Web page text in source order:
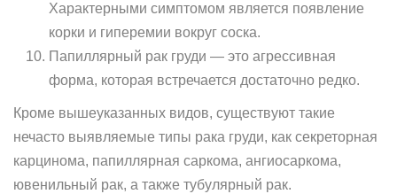
Характерными симптомом является появление
корки и гиперемии вокруг соска.
Папиллярный рак груди — это агрессивная
форма, которая встречается достаточно редко.
Кроме вышеуказанных видов, существуют такие
нечасто выявляемые типы рака груди, как секреторная
карцинома, папиллярная саркома, ангиосаркома,
ювенильный рак, а также тубулярный рак.